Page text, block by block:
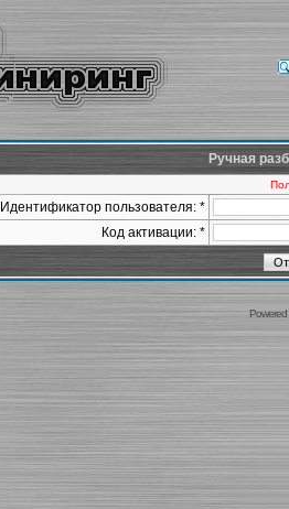
Ручная
Идентификатор пользователя: *
Код активации: *